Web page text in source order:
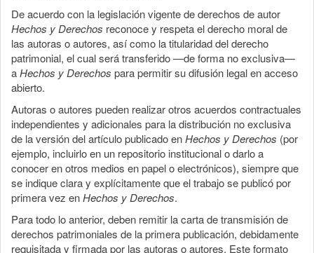
De acuerdo con la legislación vigente de derechos de autor
Hechos y Derechos reconoce y respeta el derecho moral de
las autoras o autores, así como la titularidad del derecho
patrimonial, el cual será transferido —de forma no exclusiva—
aHechos y Derechos para permitir su difusión legal en acceso
abierto.
Autoras o autores pueden realizar otros acuerdos contractuales
independientes y adicionales para la distribución no exclusiva
de la versión del artículo publicado enHechos y Derechos (por
ejemplo, incluirlo en un repositorio institucional o darlo a
conocer en otros medios en papel o electrónicos), siempre que
se indique clara y explícitamente que el trabajo se publicó por
primera vez enHechos y Derechos.
Para todo lo anterior, deben remitir la carta de transmisión de
derechos patrimoniales de la primera publicación, debidamente
requisitada y firmada por las autoras o autores. Este formato